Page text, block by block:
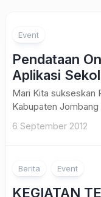
Event
Pendataan
Aplikasi
Mari Kita sukseskan
Kabupaten Jombang
6 September 2012
Berita Event
KEGIATAN